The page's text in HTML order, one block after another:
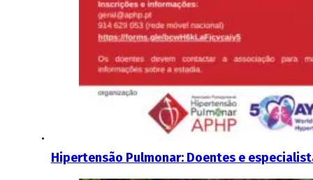
Hipertensão Pulmonar: Doentes e